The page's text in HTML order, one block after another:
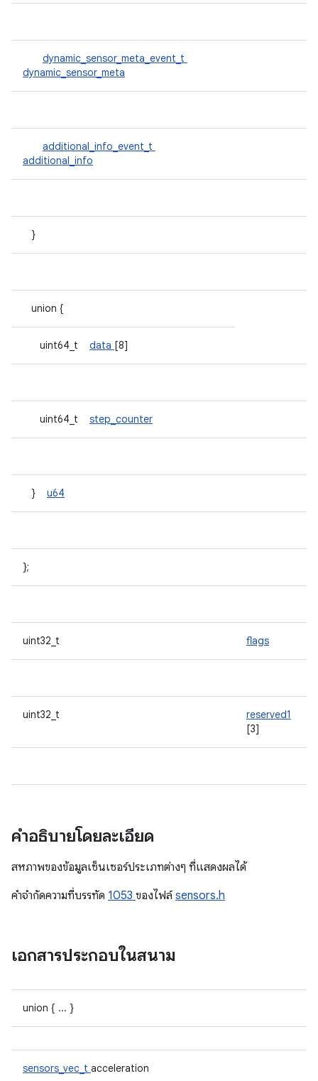
dynamic_sensor_meta_event_t
dynamic_sensor_meta
additional_info_event_t
additional_info
}
union {
uint64_t data [8]
uint64_t step_counter
} u64
};
uint32_t flags
uint32_t
reserved1
[3]
คำอธิบายโดยละเอียด
สหภาพของข้อมูลเซ็นเซอร์ประเภทต่างๆ ที่แสดงผลได้
คําจํากัดความที่บรรทัด 1053 ของไฟล์sensors.h
เอกสารประกอบในสนาม
union { ... }
sensors_vec_t acceleration